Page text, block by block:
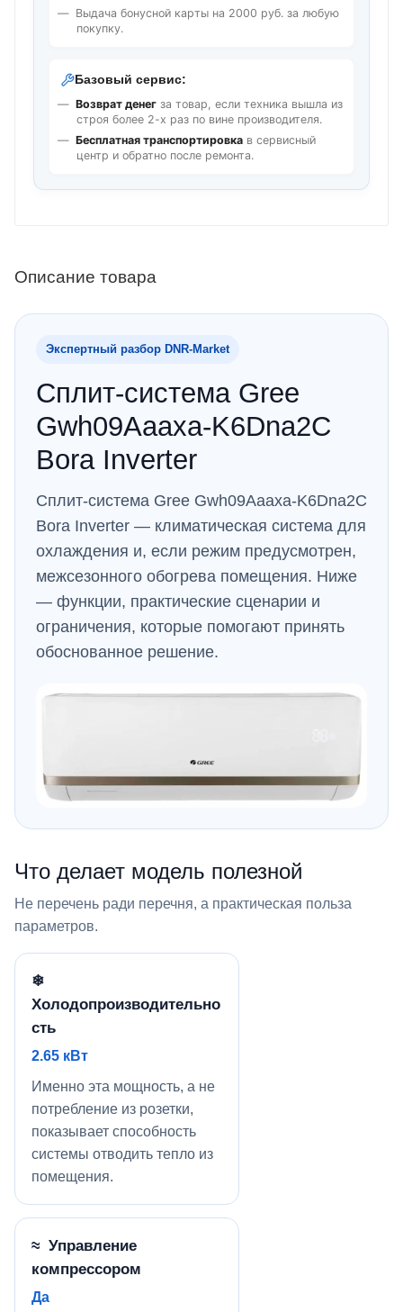
Выдача бонусной карты на 2000 руб. за любую
покупку.
Базовый сервис:
Возврат денег за товар, если техника вышла из
строя более 2-х раз по вине производителя.
Бесплатная транспортировка в сервисный
центр и обратно после ремонта.
Описание товара
Экспертный разбор DNR‑Market
Сплит-система Gree
Gwh09Aaaxa-K6Dna2C
Bora Inverter
Сплит-система Gree Gwh09Aaaxa-K6Dna2C
Bora Inverter — климатическая система для
охлаждения и, если режим предусмотрен,
межсезонного обогрева помещения. Ниже
— функции, практические сценарии и
ограничения, которые помогают принять
обоснованное решение.
Что делает модель полезной
Не перечень ради перечня, а практическая польза
параметров.
❄
Холодопроизводительно
сть
2.65 кВт
Именно эта мощность, а не
потребление из розетки,
показывает способность
системы отводить тепло из
помещения.
≈ Управление
компрессором
Да